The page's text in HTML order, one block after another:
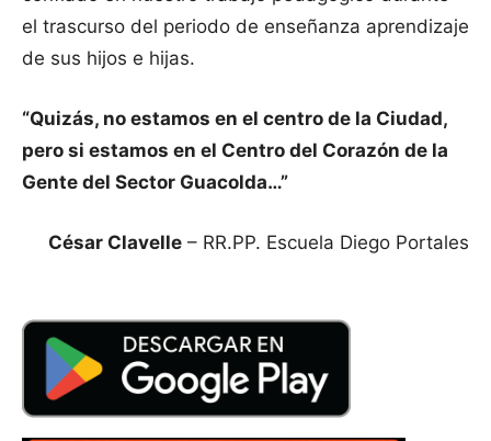
el trascurso del periodo de enseñanza aprendizaje
de sus hijos e hijas.
“Quizás, no estamos en el centro de la Ciudad,
pero si estamos en el Centro del Corazón de la
Gente del Sector Guacolda…”
César Clavelle – RR.PP. Escuela Diego Portales